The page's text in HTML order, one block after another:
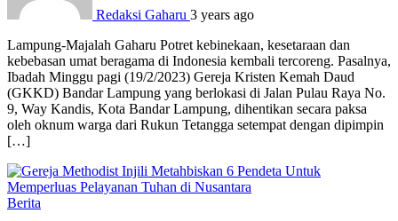
Redaksi Gaharu 3 years ago
Lampung-Majalah Gaharu Potret kebinekaan, kesetaraan dan
kebebasan umat beragama di Indonesia kembali tercoreng. Pasalnya,
Ibadah Minggu pagi (19/2/2023) Gereja Kristen Kemah Daud
(GKKD) Bandar Lampung yang berlokasi di Jalan Pulau Raya No.
9, Way Kandis, Kota Bandar Lampung, dihentikan secara paksa
oleh oknum warga dari Rukun Tetangga setempat dengan dipimpin
[…]
Berita